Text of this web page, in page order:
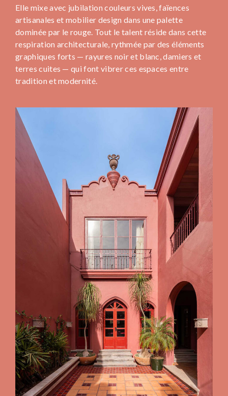
Elle mixe avec jubilation couleurs vives, faïences
artisanales et mobilier design dans une palette
dominée par le rouge. Tout le talent réside dans cette
respiration architecturale, rythmée par des éléments
graphiques forts — rayures noir et blanc, damiers et
terres cuites — qui font vibrer ces espaces entre
tradition et modernité.